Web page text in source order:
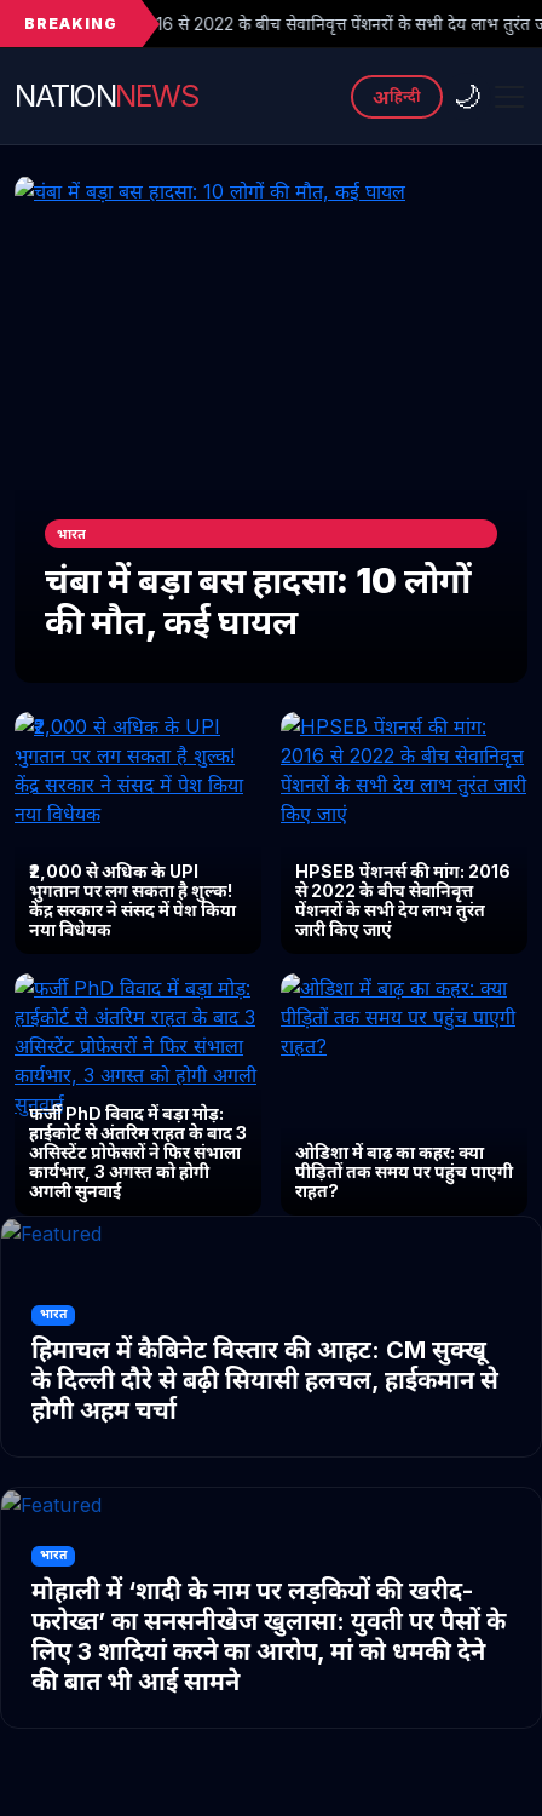
BREAKING
से 2022 के बीच सेवानिवृत्त पेंशनरों के सभी देय लाभ तुरंत जारी किए जाएं
NATIONNEWS अहिन्दी 🌙
भारत
चंबा में बड़ा बस हादसा: 10 लोगों
की मौत, कई घायल
₹2,000 से अधिक के UPI
भुगतान पर लग सकता है शुल्क!
केंद्र सरकार ने संसद में पेश किया
नया विधेयक
HPSEB पेंशनर्स की मांग: 2016
से 2022 के बीच सेवानिवृत्त
पेंशनरों के सभी देय लाभ तुरंत
जारी किए जाएं
फर्जी PhD विवाद में बड़ा मोड़:
हाईकोर्ट से अंतरिम राहत के बाद 3
असिस्टेंट प्रोफेसरों ने फिर संभाला
कार्यभार, 3 अगस्त को होगी
अगली सुनवाई
ओडिशा में बाढ़ का कहर: क्या
पीड़ितों तक समय पर पहुंच पाएगी
राहत?
भारत
हिमाचल में कैबिनेट विस्तार की आहट: CM सुक्खू
के दिल्ली दौरे से बढ़ी सियासी हलचल, हाईकमान से
होगी अहम चर्चा
भारत
मोहाली में ‘शादी के नाम पर लड़कियों की खरीद-
फरोख्त’ का सनसनीखेज खुलासा: युवती पर पैसों के
लिए 3 शादियां करने का आरोप, मां को धमकी देने
की बात भी आई सामने